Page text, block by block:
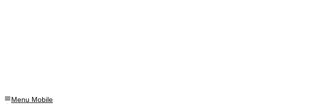
Menu Mobile